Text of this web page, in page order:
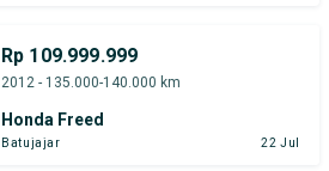
Rp 109.999.999
2012 - 135.000-140.000 km
Honda Freed
Batujajar 22 Jul